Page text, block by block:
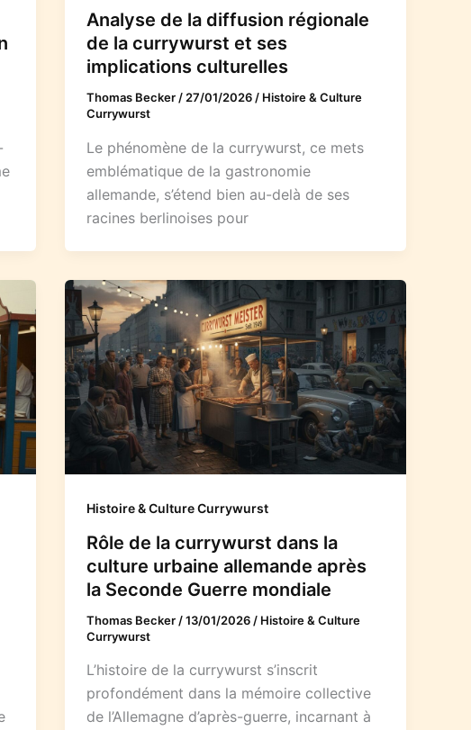
Analyse de la diffusion régionale
de la currywurst et ses
implications culturelles
Thomas Becker / 27/01/2026 / Histoire & Culture
Currywurst
Le phénomène de la currywurst, ce mets
emblématique de la gastronomie
allemande, s’étend bien au-delà de ses
racines berlinoises pour
Histoire & Culture Currywurst
Rôle de la currywurst dans la
culture urbaine allemande après
la Seconde Guerre mondiale
Thomas Becker /13/01/2026 / Histoire & Culture
Currywurst
L’histoire de la currywurst s’inscrit
profondément dans la mémoire collective
de l’Allemagne d’après-guerre, incarnant à